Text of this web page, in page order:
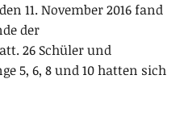
11. November 2016 fand
der
26 Schüler und
5, 6, 8 und 10 hatten sich